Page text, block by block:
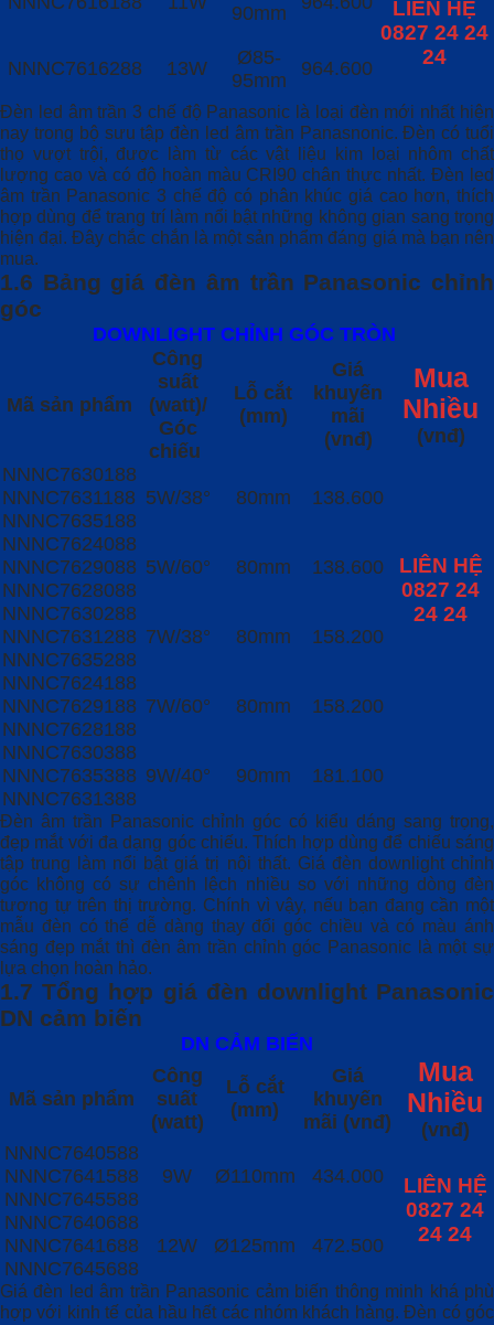
90mm
LIÊN HỆ
0827 24 24
24
NNNC7616288 13W
Ø85-
95mm
964.600
Đèn led âm trần 3 chế độ Panasonic là loại đèn mới nhất hiện
nay trong bộ sưu tập đèn led âm trần Panasnonic. Đèn có tuổi
thọ vượt trội, được làm từ các vật liệu kim loại nhôm chất
lượng cao và có độ hoàn màu CRI90 chân thực nhất. Đèn led
âm trần Panasonic 3 chế độ có phân khúc giá cao hơn, thích
hợp dùng để trang trí làm nổi bật những không gian sang trọng
hiện đại. Đây chắc chắn là một sản phẩm đáng giá mà bạn nên
mua.
1.6 Bảng giá đèn âm trần Panasonic chỉnh
góc
DOWNLIGHT CHỈNH GÓC TRÒN
Mã sản phẩm
Công
suất
(watt)/
Góc
chiếu
Lỗ cắt
(mm)
Giá
khuyến
mãi
(vnđ)
Mua
Nhiều
(vnđ)
NNNC7630188
NNNC7631188
NNNC7635188
5W/38° 80mm 138.600
LIÊN HỆ
0827 24
24 24
NNNC7624088
NNNC7629088
NNNC7628088
5W/60° 80mm 138.600
NNNC7630288
NNNC7631288
NNNC7635288
7W/38° 80mm 158.200
NNNC7624188
NNNC7629188
NNNC7628188
7W/60° 80mm 158.200
NNNC7630388
NNNC7635388
NNNC7631388
9W/40° 90mm 181.100
Đèn âm trần Panasonic chỉnh góc có kiểu dáng sang trọng,
đẹp mắt với đa dạng góc chiếu. Thích hợp dùng để chiếu sáng
tập trung làm nổi bật giá trị nội thất. Giá đèn downlight chỉnh
góc không có sự chênh lệch nhiều so với những dòng đèn
tương tự trên thị trường. Chính vì vậy, nếu bạn đang cần một
mẫu đèn có thể dễ dàng thay đổi góc chiều và có màu ánh
sáng đẹp mắt thì đèn âm trần chỉnh góc Panasonic là một sự
lựa chọn hoàn hảo.
1.7 Tổng hợp giá đèn downlight Panasonic
DN cảm biến
DN CẢM BIẾN
Mã sản phẩm
Công
suất
(watt)
Lỗ cắt
(mm)
Giá
khuyến
mãi (vnđ)
Mua
Nhiều
(vnđ)
NNNC7640588
NNNC7641588
NNNC7645588
9W Ø110mm 434.000
LIÊN HỆ
0827 24
24 24
NNNC7640688
NNNC7641688
NNNC7645688
12W Ø125mm 472.500
Giá đèn led âm trần Panasonic cảm biến thông minh khá phù
hợp với kinh tế của hầu hết các nhóm khách hàng. Đèn có góc